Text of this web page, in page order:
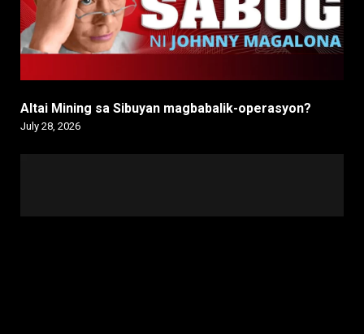
Altai Mining sa Sibuyan magbabalik-operasyon?
July 28, 2026